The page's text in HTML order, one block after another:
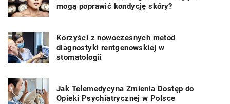
mogą poprawić kondycję skóry?
Korzyści z nowoczesnych metod
diagnostyki rentgenowskiej w
stomatologii
Jak Telemedycyna Zmienia Dostęp do
Opieki Psychiatrycznej w Polsce